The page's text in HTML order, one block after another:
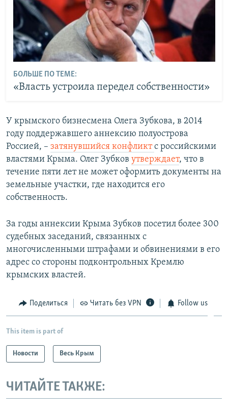
БОЛЬШЕ ПО ТЕМЕ:
«Власть устроила передел собственности»
У крымского бизнесмена Олега Зубкова, в 2014
году поддержавшего аннексию полуострова
Россией, – затянувшийся конфликтс российскими
властями Крыма. Олег Зубков утверждает, что в
течение пяти лет не может оформить документы на
земельные участки, где находится его
собственность.
За годы аннексии Крыма Зубков посетил более 300
судебных заседаний, связанных с
многочисленными штрафами и обвинениями в его
адрес со стороны подконтрольных Кремлю
крымских властей.
Поделиться Читать без VPN Follow us
This item is part of
Новости Весь Крым
ЧИТАЙТЕ ТАКЖЕ: